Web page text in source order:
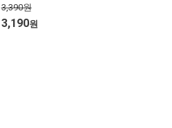
3,390원
3,190원